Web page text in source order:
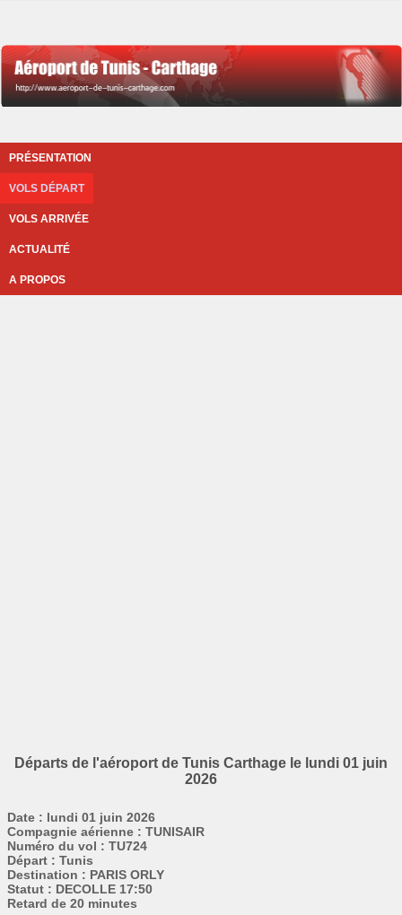
PRÉSENTATION
VOLS DÉPART
VOLS ARRIVÉE
ACTUALITÉ
A PROPOS
Départs de l'aéroport de Tunis Carthage le lundi 01 juin
2026
Date : lundi 01 juin 2026
Compagnie aérienne : TUNISAIR
Numéro du vol : TU724
Départ : Tunis
Destination : PARIS ORLY
Statut : DECOLLE 17:50
Retard de 20 minutes